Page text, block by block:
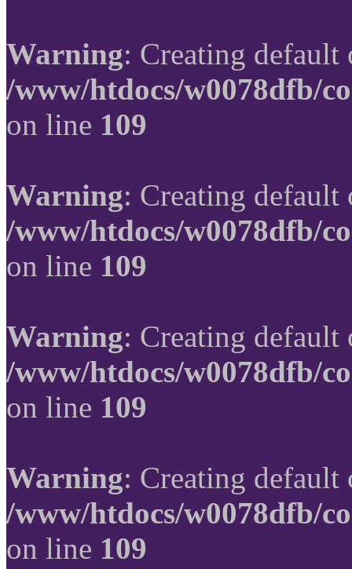
Warning: Creating
/www/htdocs/w0078dfb/
on line 109
Warning: Creating
/www/htdocs/w0078dfb/
on line 109
Warning: Creating
/www/htdocs/w0078dfb/
on line 109
Warning: Creating
/www/htdocs/w0078dfb/
on line 109